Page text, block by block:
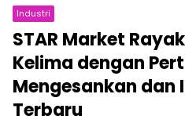
Industri
STAR Market
Kelima dengan
Mengesankan dan
Terbaru